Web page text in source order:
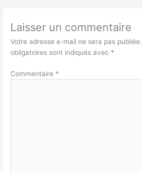
Laisser un commentaire
Votre adresse e-mail ne sera pas publiée.
obligatoires sont indiqués avec *
Commentaire *